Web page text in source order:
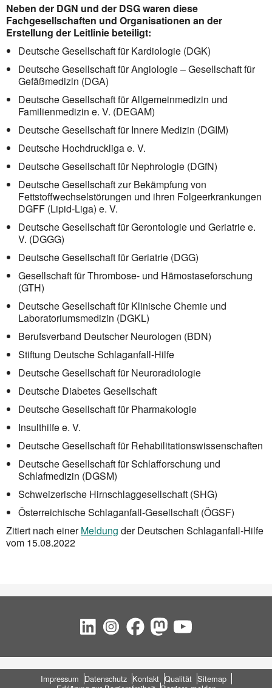
Neben der DGN und der DSG waren diese
Fachgesellschaften und Organisationen an der
Erstellung der Leitlinie beteiligt:
Deutsche Gesellschaft für Kardiologie (DGK)
Deutsche Gesellschaft für Angiologie – Gesellschaft für
Gefäßmedizin (DGA)
Deutsche Gesellschaft für Allgemeinmedizin und
Familienmedizin e. V. (DEGAM)
Deutsche Gesellschaft für Innere Medizin (DGIM)
Deutsche Hochdruckliga e. V.
Deutsche Gesellschaft für Nephrologie (DGfN)
Deutsche Gesellschaft zur Bekämpfung von
Fettstoffwechselstörungen und ihren Folgeerkrankungen
DGFF (Lipid-Liga) e. V.
Deutsche Gesellschaft für Gerontologie und Geriatrie e.
V. (DGGG)
Deutsche Gesellschaft für Geriatrie (DGG)
Gesellschaft für Thrombose- und Hämostaseforschung
(GTH)
Deutsche Gesellschaft für Klinische Chemie und
Laboratoriumsmedizin (DGKL)
Berufsverband Deutscher Neurologen (BDN)
Stiftung Deutsche Schlaganfall-Hilfe
Deutsche Gesellschaft für Neuroradiologie
Deutsche Diabetes Gesellschaft
Deutsche Gesellschaft für Pharmakologie
Insulthilfe e. V.
Deutsche Gesellschaft für Rehabilitationswissenschaften
Deutsche Gesellschaft für Schlafforschung und
Schlafmedizin (DGSM)
Schweizerische Hirnschlaggesellschaft (SHG)
Österreichische Schlaganfall-Gesellschaft (ÖGSF)
Zitiert nach einerMeldung der Deutschen Schlaganfall-Hilfe
vom 15.08.2022
Social Bookmarks
FußbereichImpressum Datenschutz Kontakt Qualität Sitemap